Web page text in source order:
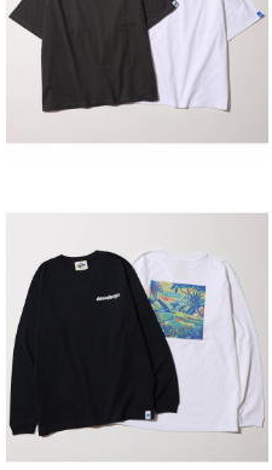
devadurga / LOGO STITCH
TEE
¥5,500
devadurga / dg x Gravityfr
ee L/S CUT SEW
¥7,700